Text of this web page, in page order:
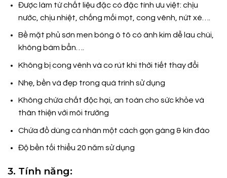
Được làm từ chất liệu đặc có đặc tính ưu việt: chịu
nước, chịu nhiệt, chống mối mọt, cong vênh, nứt xé….
Bề mặt phủ sơn men bóng ô tô có ánh kim dễ lau chùi,
không bám bẩn….
Không bị cong vênh và co rút khi thời tiết thay đổi
Nhẹ, bền và đẹp trong quá trình sử dụng
Không chứa chất độc hại, an toàn cho sức khỏe và
thân thiện với môi trường
Chứa đồ dùng cá nhân một cách gọn gàng & kín đáo
Độ bền tối thiểu 20 năm sử dụng
3. Tính năng: